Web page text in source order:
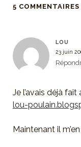
5 COMMENTAIRES
LOU
23 juin
Je l’avais déjà
lou-
Maintenant il